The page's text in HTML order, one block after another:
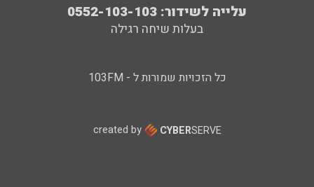
עלייה לשידור: 0552-103-103
בעלות שיחה רגילה
כל הזכויות שמורות ל - 103FM
created by CYBERSERVE